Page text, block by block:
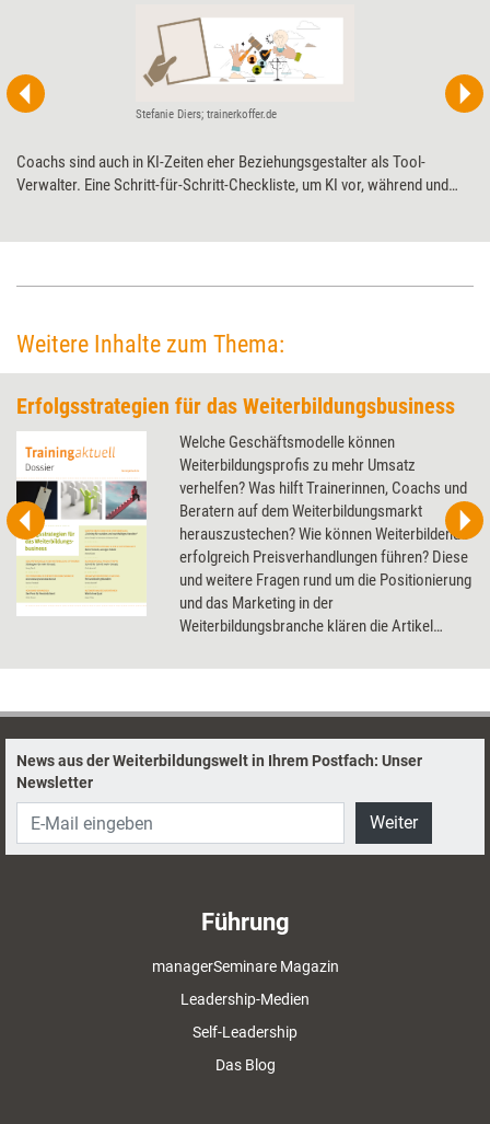
Stefanie Diers; trainerkoffer.de
Coachs sind auch in KI-Zeiten eher Beziehungsgestalter als Tool-
Verwalter. Eine Schritt-für-Schritt-Checkliste, um KI vor, während und
Weitere Inhalte zum Thema:
Erfolgsstrategien für das Weiterbildungsbusiness
Welche Geschäftsmodelle können
Weiterbildungsprofis zu mehr Umsatz
verhelfen? Was hilft Trainerinnen, Coachs und
Beratern auf dem Weiterbildungsmarkt
herauszustechen? Wie können Weiterbildende
erfolgreich Preisverhandlungen führen? Diese
und weitere Fragen rund um die Positionierung
und das Marketing in der
Weiterbildungsbranche klären die Artikel
News aus der Weiterbildungswelt in Ihrem Postfach: Unser
Newsletter
Weiter
Führung
managerSeminare Magazin
Leadership-Medien
Self-Leadership
Das Blog